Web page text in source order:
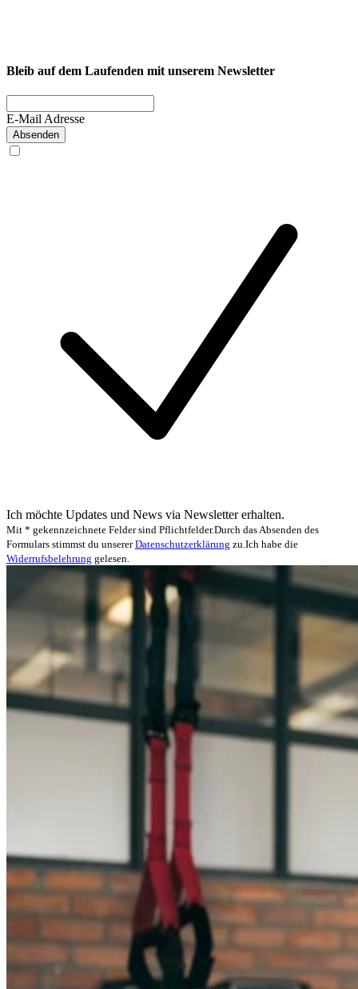
Bleib auf dem Laufenden mit unserem Newsletter
E-Mail Adresse
Absenden
Ich möchte Updates und News via Newsletter erhalten.
Mit * gekennzeichnete Felder sind Pflichtfelder.Durch das Absenden des
Formulars stimmst du unserer Datenschutzerklärung zu. Ich habe die
Widerrufsbelehrung gelesen.